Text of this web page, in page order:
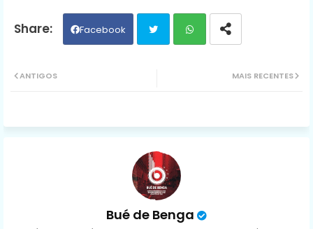
Facebook
ap
MAIS RECENTES
ANTIGOS
Bué de Benga